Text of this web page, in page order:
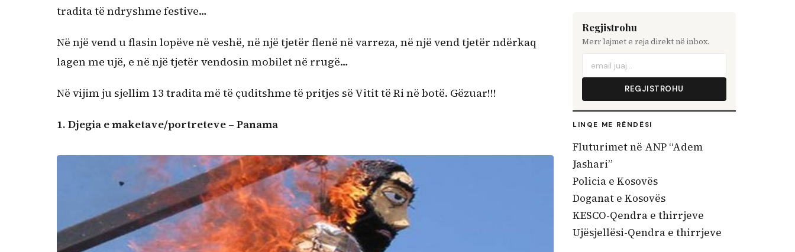
tradita të ndryshme festive…
Në një vend u flasin lopëve në veshë, në një tjetër flenë në varreza, në një vend tjetër ndërkaq
lagen me ujë, e në një tjetër vendosin mobilet në rrugë…
Në vijim ju sjellim 13 tradita më të çuditshme të pritjes së Vitit të Ri në botë. Gëzuar!!!
1. Djegia e maketave/portreteve – Panama
Regjistrohu
Merr lajmet e reja direkt në inbox.
REGJISTROHU
LINQE ME RËNDËSI
Fluturimet në ANP “Adem
Jashari”
Policia e Kosovës
Doganat e Kosovës
KESCO-Qendra e thirrjeve
Ujësjellësi-Qendra e thirrjeve